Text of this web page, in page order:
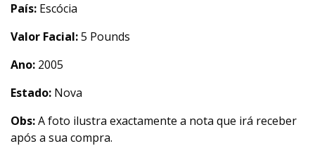
País: Escócia
Valor Facial:5 Pounds
Ano: 2005
Estado: Nova
Obs:A foto ilustra exactamente a nota que irá receber
após a sua compra.